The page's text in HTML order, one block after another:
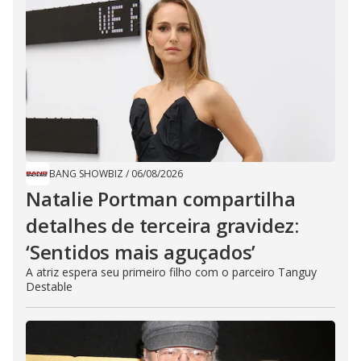
BANG SHOWBIZ / 06/08/2026
Natalie Portman compartilha
detalhes de terceira gravidez:
‘Sentidos mais aguçados’
A atriz espera seu primeiro filho com o parceiro Tanguy
Destable